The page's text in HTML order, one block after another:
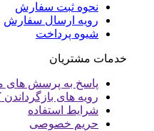
نحوه ثبت سفارش
رویه ارسال سفارش
شیوه پرداخت
خدمات مشتریان
پاسخ به پرسش های
رویه های بازگرداندن کالا
شرایط استفاده
حریم خصوصی